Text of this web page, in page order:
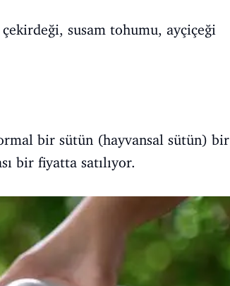
susam tohumu, ayçiçeği
bir sütün (hayvansal sütün) bir
bir fiyatta satılıyor.